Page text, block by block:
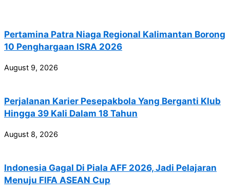
Pertamina Patra Niaga Regional Kalimantan Borong
10 Penghargaan ISRA 2026
August 9, 2026
Perjalanan Karier Pesepakbola Yang Berganti Klub
Hingga 39 Kali Dalam 18 Tahun
August 8, 2026
Indonesia Gagal Di Piala AFF 2026, Jadi Pelajaran
Menuju FIFA ASEAN Cup